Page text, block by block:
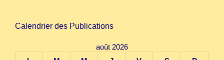
Calendrier des Publications
août 2026